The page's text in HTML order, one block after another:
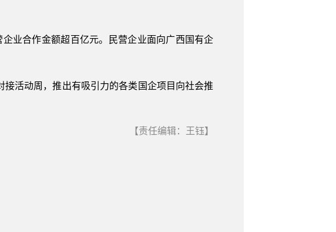
业合作金额超百亿元。民营企业面向广西国有企
活动周，推出有吸引力的各类国企项目向社会推
【责任编辑：王钰】